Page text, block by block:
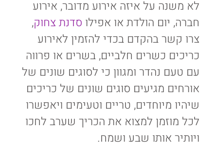
לא משנה על איזה אירוע מדובר, אירוע
חברה, יום הולדת או אפילו סדנת צחוק,
צרו קשר בהקדם בכדי להזמין לאירוע
כריכים כשרים חלביים, בשרים או פרווה
עם טעם נהדר ומגוון כי לסוגים שונים של
אורחים מגיעים סוגים שונים של כריכים
שיהיו מיוחדים, טריים וטעימים ויאפשרו
לכל מוזמן למצוא את הכריך שערב לחכו
ויותיר אותו שבע ושמח.